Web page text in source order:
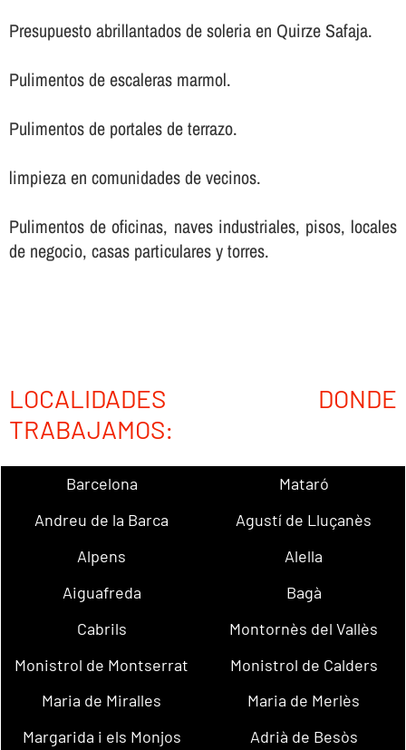
Presupuesto abrillantados de soleria en Quirze Safaja.
Pulimentos de escaleras marmol.
Pulimentos de portales de terrazo.
limpieza en comunidades de vecinos.
Pulimentos de oficinas, naves industriales, pisos, locales
de negocio, casas particulares y torres.
LOCALIDADES DONDE
TRABAJAMOS:
Barcelona
Mataró
Andreu de la Barca
Agustí de Lluçanès
Alpens
Alella
Aiguafreda
Bagà
Cabrils
Montornès del Vallès
Monistrol de Montserrat
Monistrol de Calders
Maria de Miralles
Maria de Merlès
Margarida i els Monjos
Adrià de Besòs